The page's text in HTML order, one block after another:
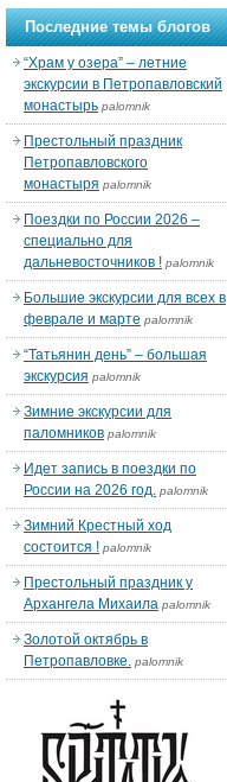
Последние темы блогов
“Храм у озера” – летние
экскурсии в Петропавловский
монастырь palomnik
Престольный праздник
Петропавловского
монастыря palomnik
Поездки по России 2026 –
специально для
дальневосточников ! palomnik
Большие экскурсии для всех в
феврале и марте palomnik
“Татьянин день” – большая
экскурсия palomnik
Зимние экскурсии для
паломников palomnik
Идет запись в поездки по
России на 2026 год. palomnik
Зимний Крестный ход
состоится ! palomnik
Престольный праздник у
Архангела Михаила palomnik
Золотой октябрь в
Петропавловке. palomnik